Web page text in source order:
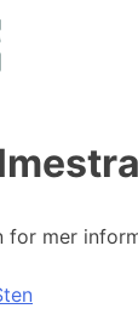
for mer